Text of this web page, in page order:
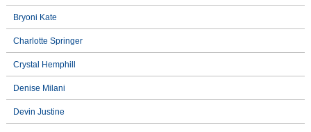
Bryoni Kate
Charlotte Springer
Crystal Hemphill
Denise Milani
Devin Justine